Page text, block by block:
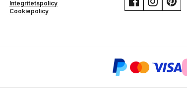
Integritetspolicy
Cookiepolicy